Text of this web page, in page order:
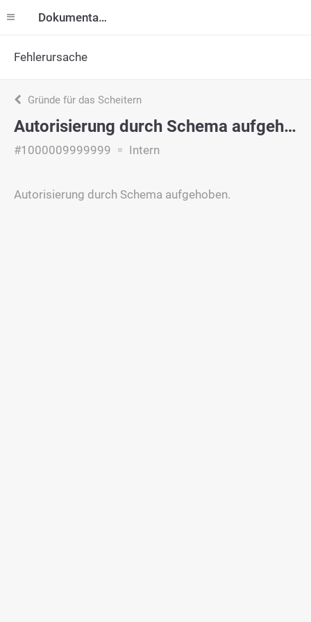
Dokumentation
Fehlerursache
Gründe für das Scheitern
Autorisierung durch Schema aufgehoben.
#1000009999999 Intern
Autorisierung durch Schema aufgehoben.